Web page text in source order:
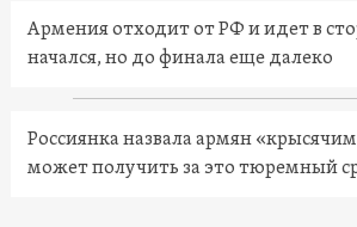
Армения отходит от РФ и идет в
начался, но до финала еще далеко
Россиянка назвала армян
может получить за это тюремный